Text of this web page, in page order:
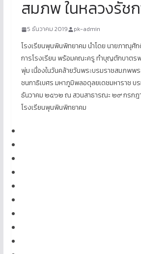
สมภพ ในหลวงรัช
5 ธันวาคม 2019 pk-admin
โรงเรียนพุนพินพิทยาคม นำโดย นายภาณุศั
การโรงเรียน พร้อมคณะครู ทำบุญตักบาตร
พุ่ม เนื่องในวันคล้ายวันพระบรมราชสมภพพ
ชนกาธิเบศร มหาภูมิพลอดุลยเดชมหาราช บ
ธันวาคม ๒๕๖๒ ณ สวนสาธารณะ ๒๙ กรกฎา
โรงเรียนพุนพินพิทยาคม